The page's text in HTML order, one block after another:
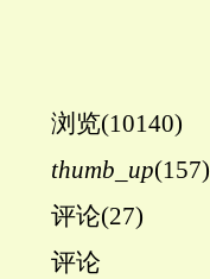
浏览(10140)
thumb_up(157)
评论(27)
评论